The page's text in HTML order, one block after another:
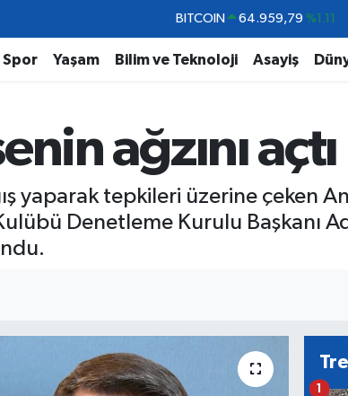
DOLAR 47,7436 %0.18
EURO 55,2510 %0.32
BİST100 13.779 %-14
Spor Yaşam Bilim ve Teknoloji Asayiş
ağzını açtı
yaparak tepkileri üzerine çeken
Denetleme Kurulu Başkanı
1